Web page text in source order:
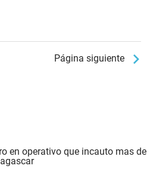
Página siguiente